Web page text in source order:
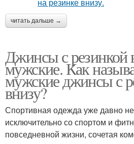
читать дальше →
Джинсы с резинкой
мужские. Как
мужские джинсы с
внизу?
Спортивная одежда уже давно
исключительно со спортом и
повседневной жизни, сочетая